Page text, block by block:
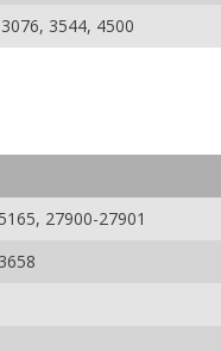
3544, 4500
27900-27901